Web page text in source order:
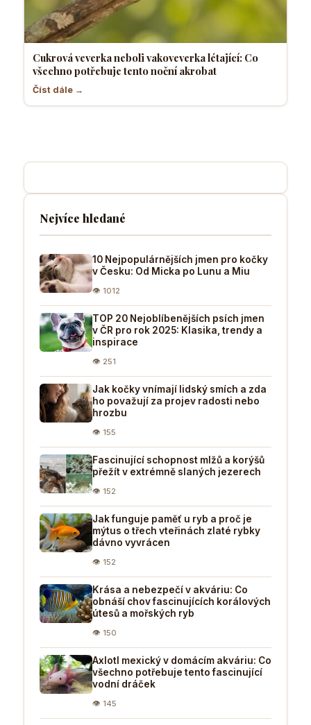
Cukrová veverka neboli vakoveverka létající: Co
všechno potřebuje tento noční akrobat
Číst dále →
Nejvíce hledané
10 Nejpopulárnějších jmen pro kočky
v Česku: Od Micka po Lunu a Miu
👁 1012
TOP 20 Nejoblíbenějších psích jmen
v ČR pro rok 2025: Klasika, trendy a
inspirace
👁 251
Jak kočky vnímají lidský smích a zda
ho považují za projev radosti nebo
hrozbu
👁 155
Fascinující schopnost mlžů a korýšů
přežít v extrémně slaných jezerech
👁 152
Jak funguje paměť u ryb a proč je
mýtus o třech vteřinách zlaté rybky
dávno vyvrácen
👁 152
Krása a nebezpečí v akváriu: Co
obnáší chov fascinujících korálových
útesů a mořských ryb
👁 150
Axlotl mexický v domácím akváriu: Co
všechno potřebuje tento fascinující
vodní dráček
👁 145